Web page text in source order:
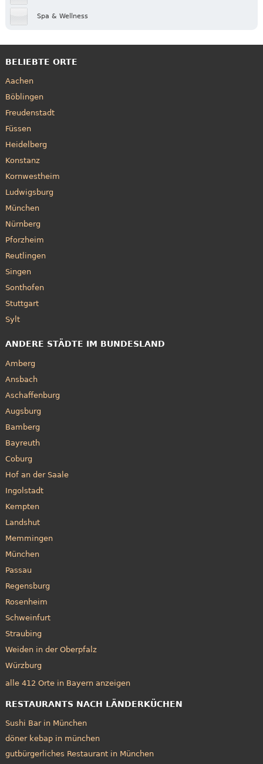
Spa & Wellness
BELIEBTE ORTE
Aachen
Böblingen
Freudenstadt
Füssen
Heidelberg
Konstanz
Kornwestheim
Ludwigsburg
München
Nürnberg
Pforzheim
Reutlingen
Singen
Sonthofen
Stuttgart
Sylt
ANDERE STÄDTE IM BUNDESLAND
Amberg
Ansbach
Aschaffenburg
Augsburg
Bamberg
Bayreuth
Coburg
Hof an der Saale
Ingolstadt
Kempten
Landshut
Memmingen
München
Passau
Regensburg
Rosenheim
Schweinfurt
Straubing
Weiden in der Oberpfalz
Würzburg
alle 412 Orte in Bayern anzeigen
RESTAURANTS NACH LÄNDERKÜCHEN
Sushi Bar in München
döner kebap in münchen
gutbürgerliches Restaurant in München